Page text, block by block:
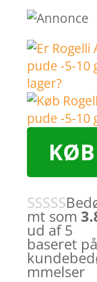
mt som
ud af 5
baseret på
mmelser